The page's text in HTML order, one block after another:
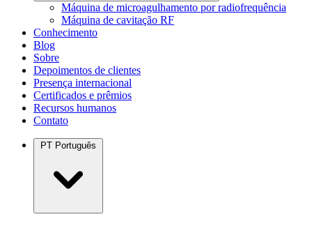
Máquina de microagulhamento por radiofrequência
Máquina de cavitação RF
Conhecimento
Blog
Sobre
Depoimentos de clientes
Presença internacional
Certificados e prêmios
Recursos humanos
Contato
PT Português